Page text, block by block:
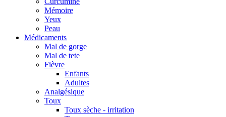
Mémoire
Yeux
Peau
Médicaments
Mal de gorge
Mal de tete
Fièvre
Enfants
Adultes
Analgésique
Toux
Toux sèche - irritation